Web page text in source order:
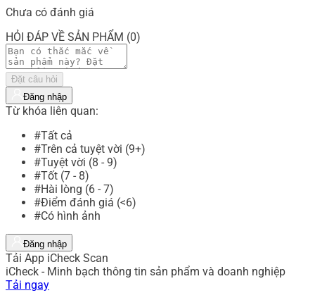
Chưa có đánh giá
HỎI ĐÁP VỀ SẢN PHẨM (0)
Đặt câu hỏi
Đăng nhập
Từ khóa liên quan:
#Tất cả
#Trên cả tuyệt vời (9+)
#Tuyệt vời (8 - 9)
#Tốt (7 - 8)
#Hài lòng (6 - 7)
#Điểm đánh giá (<6)
#Có hình ảnh
Đăng nhập
Tải App iCheck Scan
iCheck - Minh bạch thông tin sản phẩm và doanh nghiệp
Tải ngay